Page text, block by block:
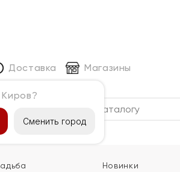
Сменить город
Доставка Магазины
Новинки